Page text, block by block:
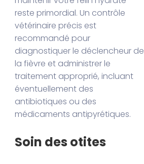
reste primordial. Un contrôle
vétérinaire précis est
recommandé pour
diagnostiquer le déclencheur de
la fièvre et administrer le
traitement approprié, incluant
éventuellement des
antibiotiques ou des
médicaments antipyrétiques.
Soin des otites